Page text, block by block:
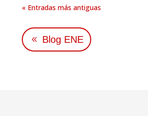
« Entradas más antiguas
Blog ENE